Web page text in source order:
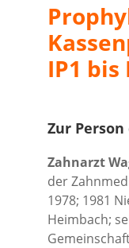
IP1 bis
Zur
Zahnarzt
der
1978; 1981
Heimbach;